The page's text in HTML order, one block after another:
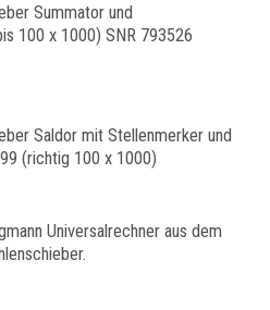
Summator und
100 x 1000) SNR 793526
Saldor mit Stellenmerker und
(richtig 100 x 1000)
Universalrechner aus dem